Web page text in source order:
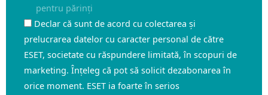
pentru părinți
Declar că sunt de acord cu colectarea și
prelucrarea datelor cu caracter personal de către
ESET, societate cu răspundere limitată, în scopuri de
marketing. Înțeleg că pot să solicit dezabonarea în
orice moment. ESET ia foarte în serios